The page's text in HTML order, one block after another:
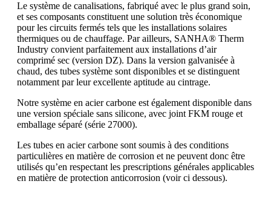
Le système de canalisations, fabriqué avec le plus grand soin,
et ses composants constituent une solution très économique
pour les circuits fermés tels que les installations solaires
thermiques ou de chauffage. Par ailleurs, SANHA® Therm
Industry convient parfaitement aux installations d’air
comprimé sec (version DZ). Dans la version galvanisée à
chaud, des tubes système sont disponibles et se distinguent
notamment par leur excellente aptitude au cintrage.
Notre système en acier carbone est également disponible dans
une version spéciale sans silicone, avec joint FKM rouge et
emballage séparé (série 27000).
Les tubes en acier carbone sont soumis à des conditions
particulières en matière de corrosion et ne peuvent donc être
utilisés qu’en respectant les prescriptions générales applicables
en matière de protection anticorrosion (voir ci dessous).